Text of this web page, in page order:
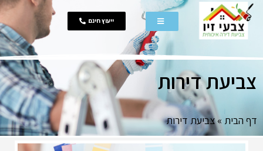
ייעוץ חינם
צביעת דירות
דף הבית »צביעת דירות